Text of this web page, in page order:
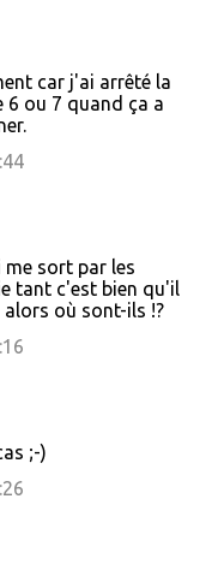
car j'ai arrêté la
6 ou 7 quand ça a
sort par les
tant c'est bien qu'il
alors où sont-ils !?
;-)